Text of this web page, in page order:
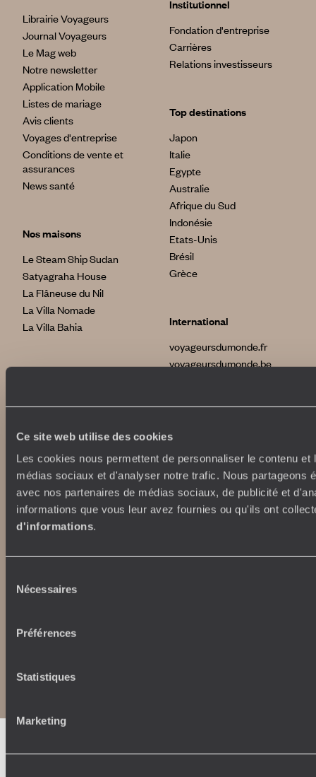
Ce site web utilise des cookies
Les cookies nous permettent de personnaliser le contenu
médias sociaux et d'analyser notre trafic. Nous partageons
avec nos partenaires de médias sociaux, de publicité et
informations que vous leur avez fournies ou qu'ils ont
d'informations.
Nécessaires
Préférences
Statistiques
Marketing
Librairie Voyageurs
Journal Voyageurs
Le Mag web
Notre newsletter
Application Mobile
Listes de mariage
Avis clients
Voyages d'entreprise
Conditions de vente et
assurances
News santé
Nos maisons
Le Steam Ship Sudan
Satyagraha House
La Flâneuse du Nil
La Villa Nomade
La Villa Bahia
Institutionnel
Fondation d'entreprise
Carrières
Relations investisseurs
Top destinations
Japon
Italie
Egypte
Australie
Afrique du Sud
Indonésie
Etats-Unis
Brésil
Grèce
International
voyageursdumonde.fr
voyageursdumonde.be
originaltravel.co.uk
extraordinaryjourneys.com
Politique de confidentialité et de Cookies